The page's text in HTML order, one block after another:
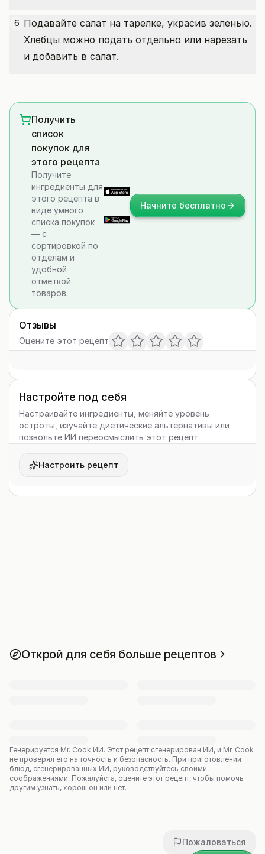
6 Подавайте салат на тарелке, украсив зеленью.
Хлебцы можно подать отдельно или нарезать
и добавить в салат.
Получить
список
покупок для
этого рецепта
Получите
ингредиенты для
этого рецепта в
виде умного
списка покупок
— с
сортировкой по
отделам и
удобной
отметкой
товаров.
Начните бесплатно
Отзывы
Оцените этот рецепт
Настройте под себя
Настраивайте ингредиенты, меняйте уровень
остроты, изучайте диетические альтернативы или
позвольте ИИ переосмыслить этот рецепт.
Настроить рецепт
Открой для себя больше рецептов
Генерируется Mr. Cook ИИ. Этот рецепт сгенерирован ИИ, и Mr. Cook
не проверял его на точность и безопасность. При приготовлении
блюд, сгенерированных ИИ, руководствуйтесь своими
соображениями. Пожалуйста, оцените этот рецепт, чтобы помочь
другим узнать, хорош он или нет.
Пожаловаться